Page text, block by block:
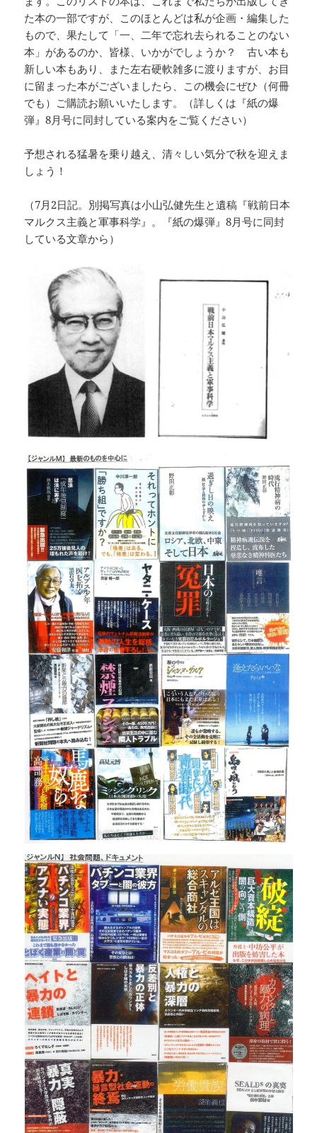
た本の一部ですが、このほとんどは私が企画・編集した
もので、果たして「一、二年で忘れ去られることのない
本」があるのか、皆様、いかがでしょうか？ 古い本も
新しい本もあり、また左右硬軟雑多に渡りますが、お目
に留まった本がございましたら、この機会にぜひ（何冊
でも）ご購読お願いいたします。（詳しくは『紙の爆
弾』8月号に同封している案内をご覧ください）
予想される猛暑を乗り越え、清々しい気分で秋を迎えま
しょう！
（7月2日記。別掲写真は小山弘健先生と遺稿『戦前日本
マルクス主義と軍事科学』。『紙の爆弾』8月号に同封
している文章から）